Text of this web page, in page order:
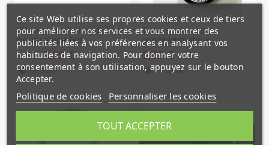
Kit de suspension double
pour rampe led
Chihiros...
9,99 € 5,99 €
En Stock
Timer minuteur
programmateur
journalier
9,99 €
En Stock
Ce site Web utilise ses propres cookies et ceux de tiers
pour améliorer nos services et vous montrer des
publicités liées à vos préférences en analysant vos
habitudes de navigation. Pour donner votre
consentement à son utilisation, appuyez sur le bouton
Accepter.
Politique de cookies Personnaliser les cookies
TOUT ACCEPTER